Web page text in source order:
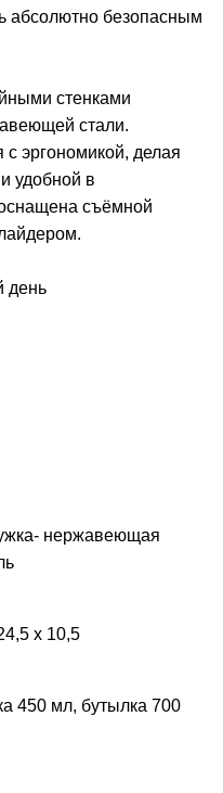
абсолютно безопасным
стенками
стали.
эргономикой, делая
удобной в
съёмной
день
нержавеющая
х 10,5
450 мл, бутылка 700